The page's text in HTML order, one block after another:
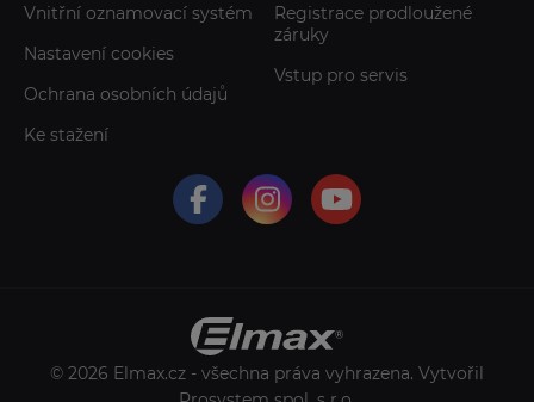
Vnitřní oznamovací systém
Nastavení cookies
Ochrana osobních údajů
Ke stažení
Registrace prodloužené
záruky
Vstup pro servis
© 2026 Elmax.cz - všechna práva vyhrazena. Vytvořil